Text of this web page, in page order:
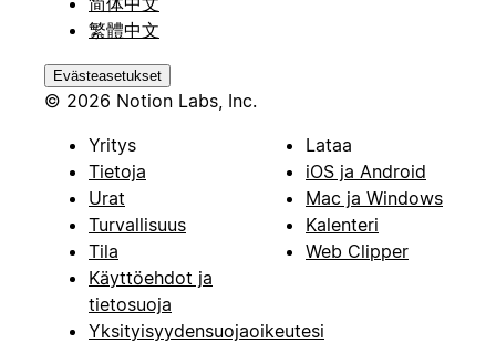
繁體中文
Evästeasetukset
© 2026 Notion Labs, Inc.
Yritys
Tietoja
Urat
Turvallisuus
Tila
Käyttöehdot ja
tietosuoja
Yksityisyydensuojaoikeutesi
Lataa
iOS ja Android
Mac ja Windows
Kalenteri
Web Clipper